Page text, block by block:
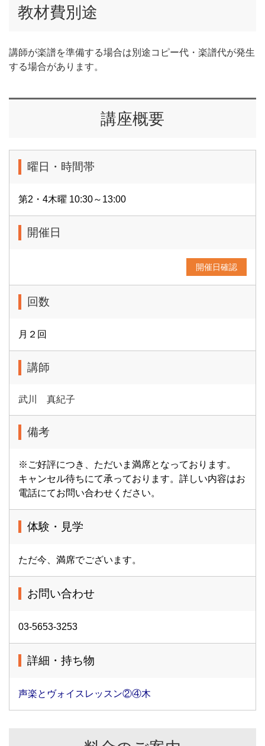
教材費別途
講師が楽譜を準備する場合は別途コピー代・楽譜代が発生
する場合があります。
講座概要
曜日・時間帯
第2・4木曜 10:30～13:00
開催日
開催日確認
回数
月２回
講師
武川 真紀子
備考
※ご好評につき、ただいま満席となっております。
キャンセル待ちにて承っております。詳しい内容はお
電話にてお問い合わせください。
体験・見学
ただ今、満席でございます。
お問い合わせ
03-5653-3253
詳細・持ち物
声楽とヴォイスレッスン②④木